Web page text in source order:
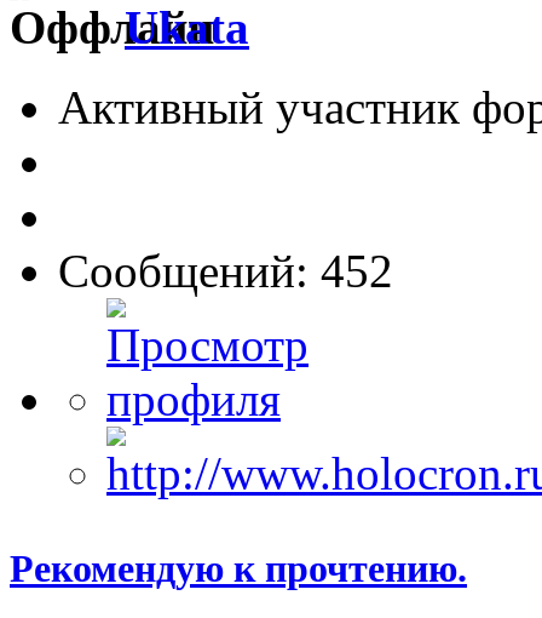
Ukata
Активный участник
Сообщений: 452
Рекомендую к прочтению.